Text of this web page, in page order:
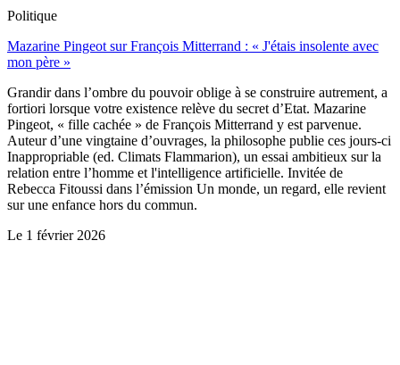
Politique
Mazarine Pingeot sur François Mitterrand : « J'étais insolente avec
mon père »
Grandir dans l’ombre du pouvoir oblige à se construire autrement, a
fortiori lorsque votre existence relève du secret d’Etat. Mazarine
Pingeot, « fille cachée » de François Mitterrand y est parvenue.
Auteur d’une vingtaine d’ouvrages, la philosophe publie ces jours-ci
Inappropriable (ed. Climats Flammarion), un essai ambitieux sur la
relation entre l’homme et l'intelligence artificielle. Invitée de
Rebecca Fitoussi dans l’émission Un monde, un regard, elle revient
sur une enfance hors du commun.
Le 1 février 2026